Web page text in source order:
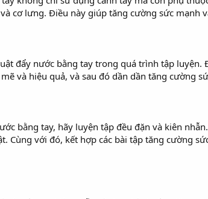
cơ lưng. Điều này giúp tăng cường sức mạnh
đẩy nước bằng tay trong quá trình tập
và hiệu quả, và sau đó dần dần tăng cường
bằng tay, hãy luyện tập đều đặn và kiên
Cùng với đó, kết hợp các bài tập tăng cường